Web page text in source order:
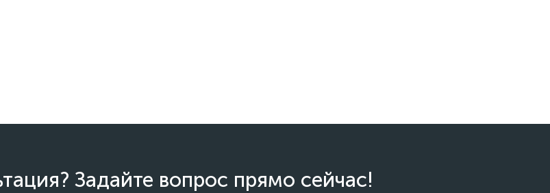
Задайте вопрос прямо сейчас!